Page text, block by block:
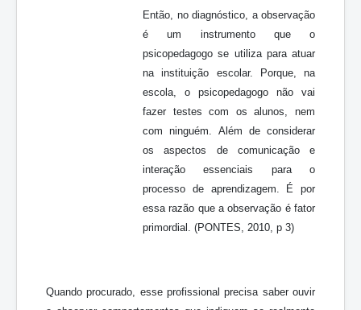
Então, no diagnóstico, a observação
é um instrumento que o
psicopedagogo se utiliza para atuar
na instituição escolar. Porque, na
escola, o psicopedagogo não vai
fazer testes com os alunos, nem
com ninguém. Além de considerar
os aspectos de comunicação e
interação essenciais para o
processo de aprendizagem. É por
essa razão que a observação é fator
primordial. (PONTES, 2010, p 3)
Quando procurado, esse profissional precisa saber ouvir